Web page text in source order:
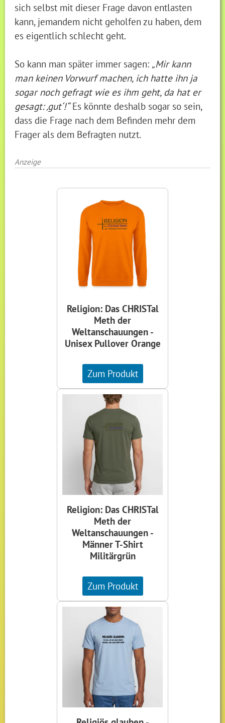
sich selbst mit dieser Frage davon entlasten
kann, jemandem nicht geholfen zu haben, dem
es eigentlich schlecht geht.
So kann man später immer sagen: „Mir kann
man keinen Vorwurf machen, ich hatte ihn ja
sogar noch gefragt wie es ihm geht, da hat er
gesagt: ‚gut‘!“Es könnte deshalb sogar so sein,
dass die Frage nach dem Befinden mehr dem
Frager als dem Befragten nutzt.
Anzeige
Religion: Das CHRISTal
Meth der
Weltanschauungen -
Unisex Pullover Orange
Zum Produkt
Religion: Das CHRISTal
Meth der
Weltanschauungen -
Männer T-Shirt
Militärgrün
Zum Produkt